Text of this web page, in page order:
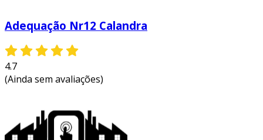
Adequação Nr12 Calandra
4.7
(Ainda sem avaliações)